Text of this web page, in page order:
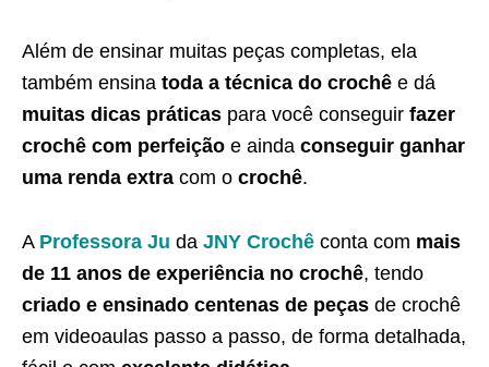
Além de ensinar muitas peças completas, ela
também ensina toda a técnica do crochê e dá
muitas dicas práticas para você conseguir fazer
crochê com perfeição e ainda conseguir ganhar
uma renda extra com o crochê.
A Professora Ju da JNY Crochê conta com mais
de 11 anos de experiência no crochê, tendo
criado e ensinado centenas de peças de crochê
em videoaulas passo a passo, de forma detalhada,